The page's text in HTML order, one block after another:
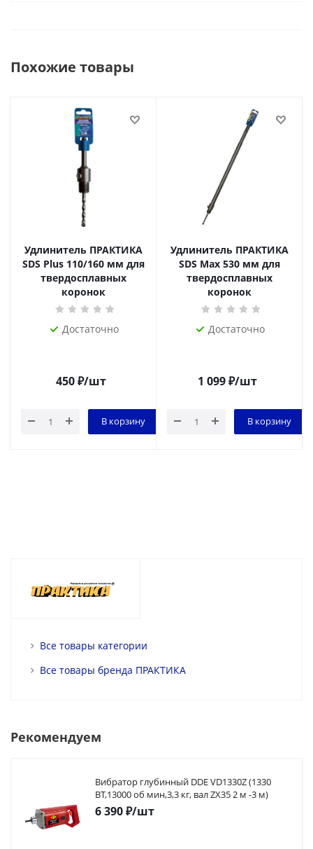
Похожие товары
Удлинитель ПРАКТИКА
SDS Plus 110/160 мм для
твердосплавных
коронок
Достаточно
450₽/шт
В корзину
Удлинитель ПРАКТИКА
SDS Max 530 мм для
твердосплавных
коронок
Достаточно
1 099₽/шт
В корзину
Все товары категории
Все товары бренда ПРАКТИКА
Рекомендуем
Вибратор глубинный DDE VD1330Z (1330
ВТ,13000 об мин,3,3 кг, вал ZX35 2 м -3 м)
6 390₽/шт